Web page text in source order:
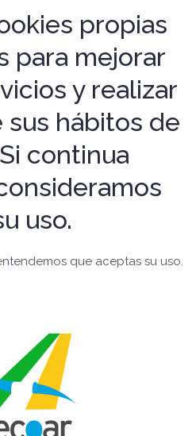
propias
para mejorar
y realizar
sus hábitos de
continua
uso.
que aceptas su uso.